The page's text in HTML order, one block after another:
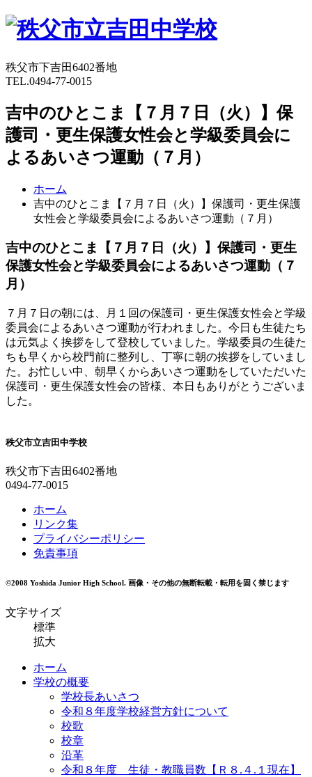
秩父市下吉田6402番地
TEL.0494-77-0015
吉中のひとこま【７月７日（火）】保
護司・更生保護女性会と学級委員会に
よるあいさつ運動（７月）
ホーム
吉中のひとこま【７月７日（火）】保護司・更生保護
女性会と学級委員会によるあいさつ運動（７月）
吉中のひとこま【７月７日（火）】保護司・更生
保護女性会と学級委員会によるあいさつ運動（７
月）
７月７日の朝には、月１回の保護司・更生保護女性会と学級
委員会によるあいさつ運動が行われました。今日も生徒たち
は元気よく挨拶をして登校していました。学級委員の生徒た
ちも早くから校門前に整列し、丁寧に朝の挨拶をしていまし
た。お忙しい中、朝早くからあいさつ運動をしていただいた
保護司・更生保護女性会の皆様、本日もありがとうございま
した。
秩父市立吉田中学校
秩父市下吉田6402番地
0494-77-0015
ホーム
リンク集
プライバシーポリシー
免責事項
©2008 Yoshida Junior High School. 画像・その他の無断転載・転用を固く禁じます
文字サイズ
標準
拡大
ホーム
学校の概要
学校長あいさつ
令和８年度学校経営方針について
校歌
校章
沿革
令和８年度 生徒・教職員数【Ｒ８.４.１現在】